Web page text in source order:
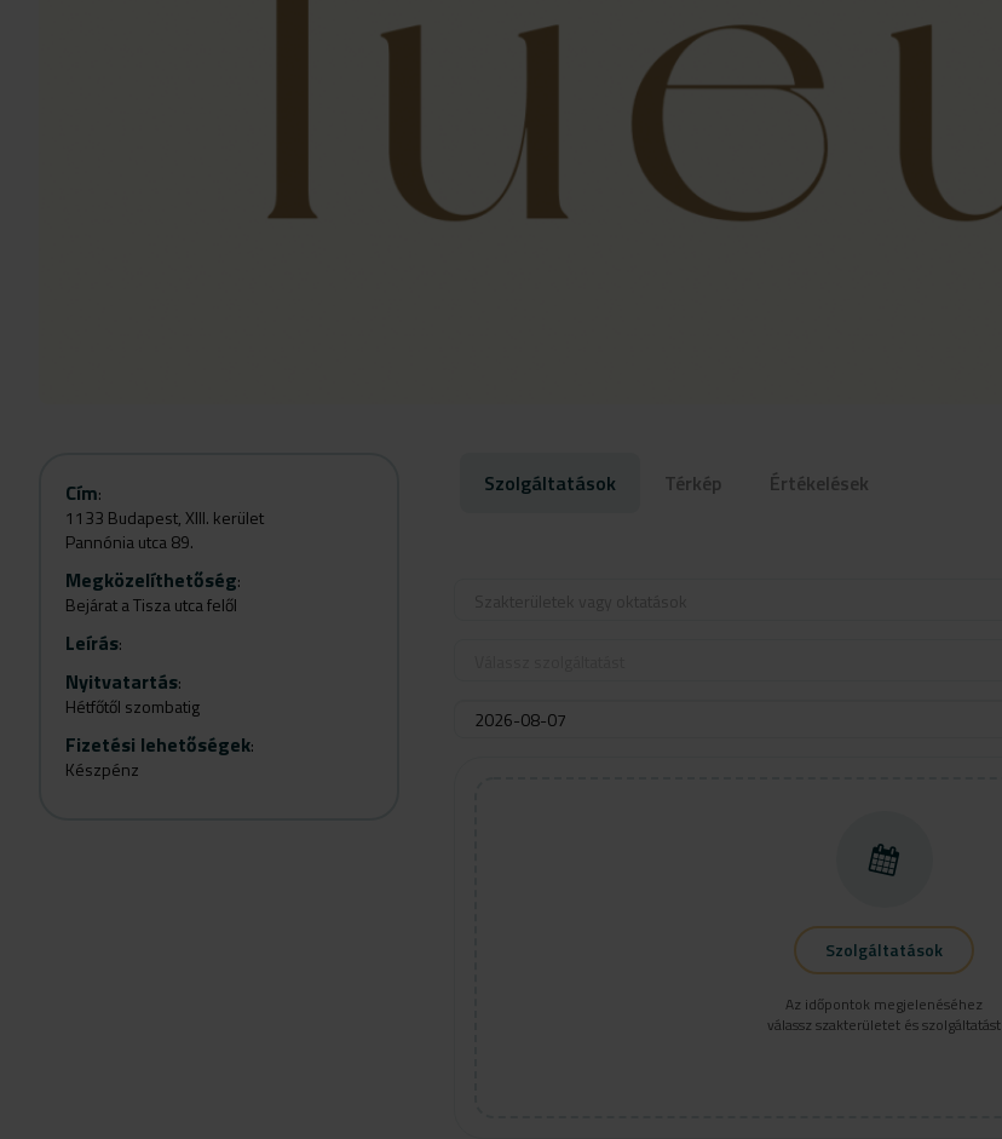
Cím:
1133 Budapest, XIII. kerület
Pannónia utca 89.
Megközelíthetőség:
Bejárat a Tisza utca felől
Leírás:
Nyitvatartás:
Hétfőtől szombatig
Fizetési lehetőségek:
Készpénz
Szolgáltatások Térkép Értékelések
Szolgáltatások
Az időpontok megjelenéséhez
válassz szakterületet és szolgáltatást